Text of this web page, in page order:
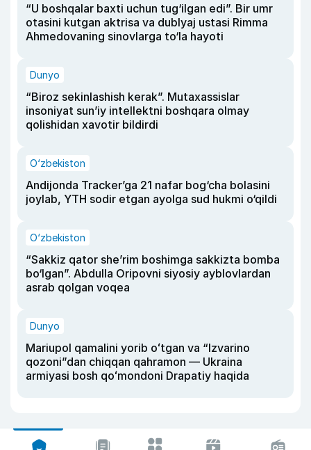
“U boshqalar baxti uchun tug‘ilgan edi”. Bir umr
otasini kutgan aktrisa va dublyaj ustasi Rimma
Ahmedovaning sinovlarga to‘la hayoti
Dunyo
“Biroz sekinlashish kerak”. Mutaxassislar
insoniyat sun’iy intellektni boshqara olmay
qolishidan xavotir bildirdi
O‘zbekiston
Andijonda Tracker’ga 21 nafar bog‘cha bolasini
joylab, YTH sodir etgan ayolga sud hukmi o‘qildi
O‘zbekiston
“Sakkiz qator she’rim boshimga sakkizta bomba
bo‘lgan”. Abdulla Oripovni siyosiy ayblovlardan
asrab qolgan voqea
Dunyo
Mariupol qamalini yorib oʻtgan va “Izvarino
qozoni”dan chiqqan qahramon — Ukraina
armiyasi bosh qoʻmondoni Drapatiy haqida